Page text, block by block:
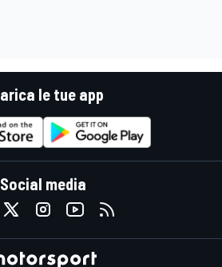
le tue app
Social media